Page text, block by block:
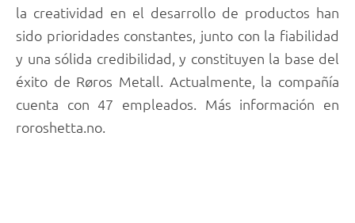
la creatividad en el desarrollo de productos han
sido prioridades constantes, junto con la fiabilidad
y una sólida credibilidad, y constituyen la base del
éxito de Røros Metall. Actualmente, la compañía
cuenta con 47 empleados. Más información en
roroshetta.no.